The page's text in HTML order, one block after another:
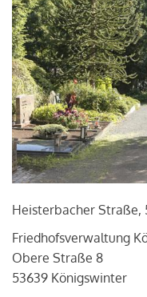
Heisterbacher Straße,
Friedhofsverwaltung
Obere Straße 8
53639 Königswinter